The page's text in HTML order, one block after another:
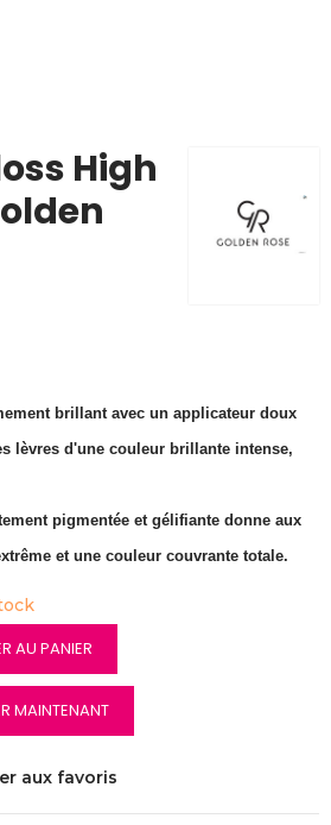
High
brillant avec un applicateur doux
lèvres d'une couleur brillante intense,
pigmentée et gélifiante donne aux
et une couleur couvrante totale.
AU PANIER
MAINTENANT
aux favoris